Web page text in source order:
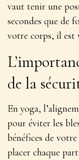
vaut tenir une
secondes que de
votre corps, il est
de la
En yoga,
pour éviter les
bénéfices de
placer chaque